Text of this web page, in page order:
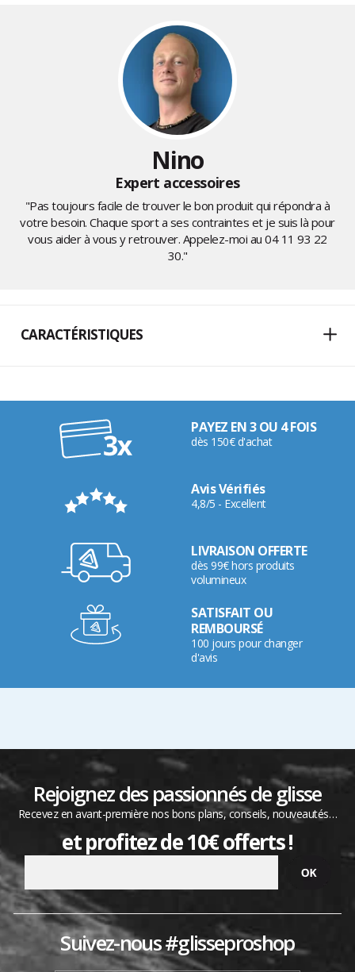
Nino
Expert accessoires
"Pas toujours facile de trouver le bon produit qui répondra à
votre besoin. Chaque sport a ses contraintes et je suis là pour
vous aider à vous y retrouver. Appelez-moi au04 11 93 22
30."
CARACTÉRISTIQUES
PAYEZ EN 3 OU 4 FOIS
dès 150€ d'achat
Avis Vérifiés
4,8/5 - Excellent
LIVRAISON OFFERTE
dès 99€ hors produits
volumineux
SATISFAIT OU
REMBOURSÉ
100 jours pour changer
d'avis
Rejoignez des passionnés de glisse
Recevez en avant-première nos bons plans, conseils, nouveautés…
et profitez de 10€ offerts !
Suivez-nous #glisseproshop